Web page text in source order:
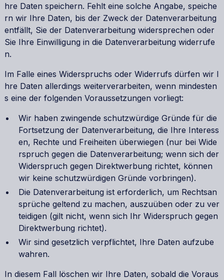
hre Daten speichern. Fehlt eine solche Angabe, speiche
rn wir Ihre Daten, bis der Zweck der Datenverarbeitung
entfällt, Sie der Datenverarbeitung widersprechen oder
Sie Ihre Einwilligung in die Datenverarbeitung widerrufe
n.
Im Falle eines Widerspruchs oder Widerrufs dürfen wir I
hre Daten allerdings weiterverarbeiten, wenn mindesten
s eine der folgenden Voraussetzungen vorliegt:
Wir haben zwingende schutzwürdige Gründe für die
Fortsetzung der Datenverarbeitung, die Ihre Interess
en, Rechte und Freiheiten überwiegen (nur bei Wide
rspruch gegen die Datenverarbeitung; wenn sich der
Widerspruch gegen Direktwerbung richtet, können
wir keine schutzwürdigen Gründe vorbringen).
Die Datenverarbeitung ist erforderlich, um Rechtsan
sprüche geltend zu machen, auszuüben oder zu ver
teidigen (gilt nicht, wenn sich Ihr Widerspruch gegen
Direktwerbung richtet).
Wir sind gesetzlich verpflichtet, Ihre Daten aufzube
wahren.
In diesem Fall löschen wir Ihre Daten, sobald die Voraus